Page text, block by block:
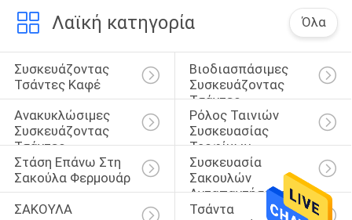
Λαϊκή κατηγορία Όλα
Συσκευάζοντας
Τσάντες Καφέ
Βιοδιασπάσιμες
Συσκευάζοντας
Τσάντες
Ανακυκλώσιμες
Συσκευάζοντας
Τσάντες
Ρόλος Ταινιών
Συσκευασίας
Τροφίμων
Στάση Επάνω Στη
Σακούλα Φερμουάρ
Συσκευασία
Σακουλών
Ανταπαντήσεων
ΣΑΚΟΥΛΑ
Τσάντα